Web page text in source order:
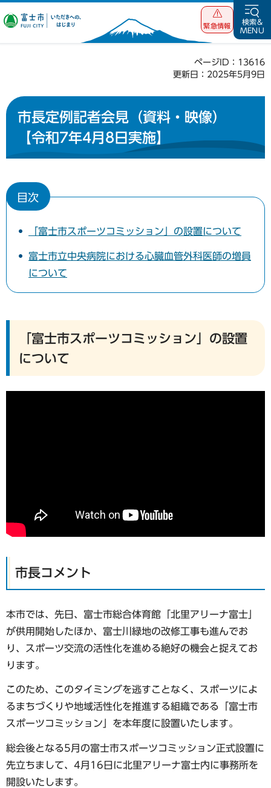
富士市 いただ
緊急情報
検索&
MENU
ページID：13616
更新日：2025年5月9日
市長定例記者会見（資料・映像）
【令和7年4月8日実施】
目次
「富士市スポーツコミッション」の設置について
富士市立中央病院における心臓血管外科医師の増員
について
「富士市スポーツコミッション」の設置
について
市長コメント
本市では、先日、富士市総合体育館「北里アリーナ富士」
が供用開始したほか、富士川緑地の改修工事も進んでお
り、スポーツ交流の活性化を進める絶好の機会と捉えてお
ります。
このため、このタイミングを逃すことなく、スポーツによ
るまちづくりや地域活性化を推進する組織である「富士市
スポーツコミッション」を本年度に設置いたします。
総会後となる5月の富士市スポーツコミッション正式設置に
先立ちまして、4月16日に北里アリーナ富士内に事務所を
開設いたします。